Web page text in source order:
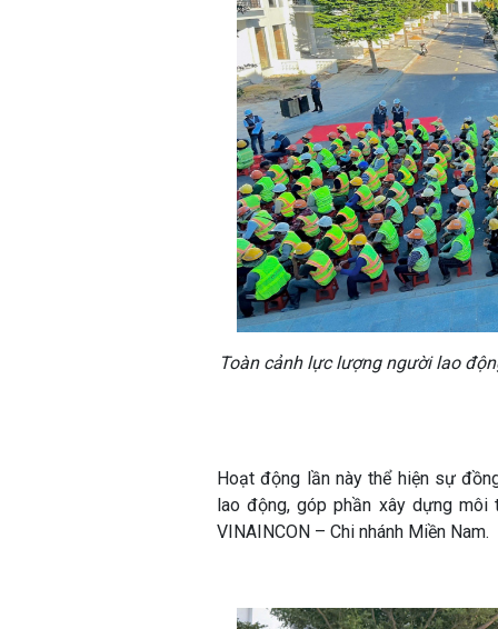
Toàn cảnh lực lượng người lao
Hoạt động lần này thể hiện sự
lao động, góp phần xây dựng môi
VINAINCON – Chi nhánh Miền Nam.